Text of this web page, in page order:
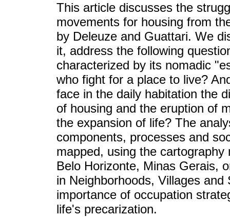
This article discusses the
movements for housing from
by Deleuze and Guattari. We
it, address the following
characterized by its nomadic
who fight for a place to live?
face in the daily habitation the
of housing and the eruption of
the expansion of life? The
components, processes and
mapped, using the
Belo Horizonte, Minas Gerais,
in Neighborhoods, Villages
importance of occupation
life's precarization.